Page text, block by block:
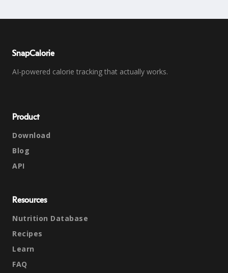
SnapCalorie
AI-powered calorie tracking that actually works.
Product
Download
Blog
API
Resources
Nutrition Database
Recipes
Learn
FAQ